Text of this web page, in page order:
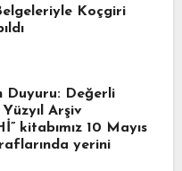
Koçgiri
Duyuru: Değerli
Arşiv
kitabımız 10 Mayıs
yerini